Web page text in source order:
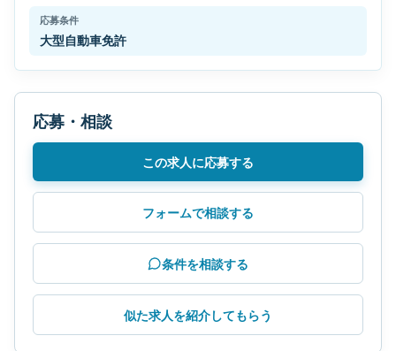
応募条件
大型自動車免許
応募・相談
この求人に応募する
フォームで相談する
条件を相談する
似た求人を紹介してもらう